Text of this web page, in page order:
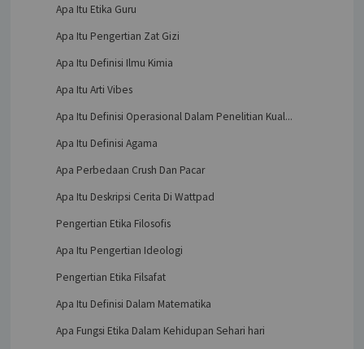
Apa Itu Etika Guru
Apa Itu Pengertian Zat Gizi
Apa Itu Definisi Ilmu Kimia
Apa Itu Arti Vibes
Apa Itu Definisi Operasional Dalam Penelitian Kual...
Apa Itu Definisi Agama
Apa Perbedaan Crush Dan Pacar
Apa Itu Deskripsi Cerita Di Wattpad
Pengertian Etika Filosofis
Apa Itu Pengertian Ideologi
Pengertian Etika Filsafat
Apa Itu Definisi Dalam Matematika
Apa Fungsi Etika Dalam Kehidupan Sehari hari